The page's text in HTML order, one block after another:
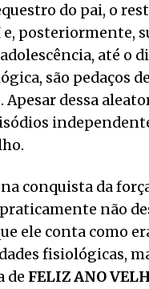
do pai, o
posteriormente,
até o
são pedaços
dessa
conquista da
não
ele conta como
fisiológicas,
de FELIZ ANO